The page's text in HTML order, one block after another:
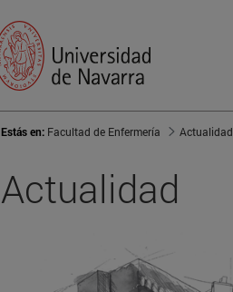
Estás en: Facultad de Enfermería Actualidad
Actualidad